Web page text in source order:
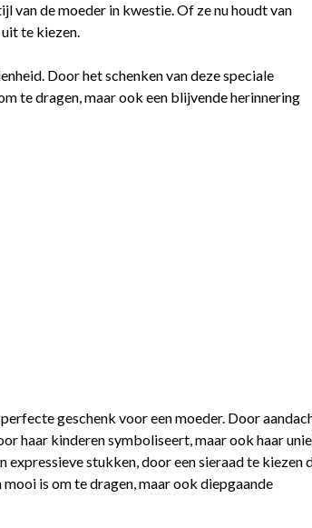
van de moeder in kwestie. Of ze nu houdt van
te kiezen.
Door het schenken van deze speciale
te dragen, maar ook een blijvende herinnering
geschenk voor een moeder. Door
haar kinderen symboliseert, maar ook haar
stukken, door een sieraad te kiezen
is om te dragen, maar ook diepgaande